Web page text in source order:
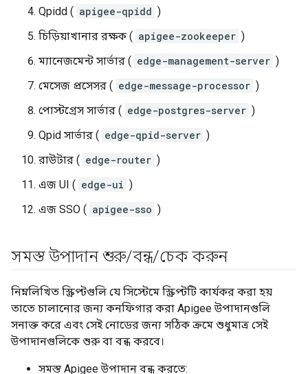
Qpidd ( apigee-qpidd )
চিড়িয়াখানার রক্ষক ( apigee-zookeeper )
ম্যানেজমেন্ট সার্ভার ( edge-management-server )
মেসেজ প্রসেসর ( edge-message-processor )
পোস্টগ্রেস সার্ভার ( edge-postgres-server )
Qpid সার্ভার ( edge-qpid-server )
রাউটার ( edge-router )
এজ UI ( edge-ui )
এজ SSO ( apigee-sso )
সমস্ত উপাদান শুরু/বন্ধ/চেক করুন
নিম্নলিখিত স্ক্রিপ্টগুলি যে সিস্টেমে স্ক্রিপ্টটি কার্যকর করা হয়
তাতে চালানোর জন্য কনফিগার করা Apigee উপাদানগুলি
সনাক্ত করে এবং সেই নোডের জন্য সঠিক ক্রমে শুধুমাত্র সেই
উপাদানগুলিকে শুরু বা বন্ধ করবে।
সমস্ত Apigee উপাদান বন্ধ করতে: